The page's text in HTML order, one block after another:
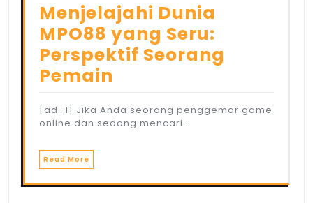
Menjelajahi Dunia
MPO88 yang Seru:
Perspektif Seorang
Pemain
[ad_1] Jika Anda seorang penggemar game
online dan sedang mencari…
Read More